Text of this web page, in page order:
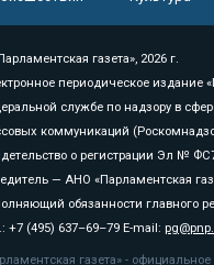
газета», 2026 г.
периодическое издание
службе по надзору в
коммуникаций
о регистрации Эл №
— АНО «Парламентская
обязанности главного
+7 (495) 637–69–79 E-mail:
газета» -